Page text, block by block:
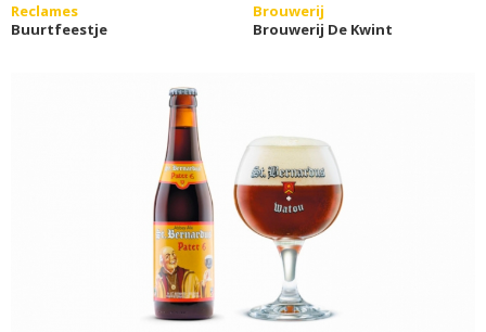
Reclames
Buurtfeestje
Brouwerij
Brouwerij De Kwint